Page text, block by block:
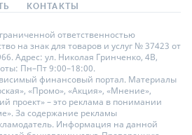
КОНТАКТЫ
ответственностью
на знак для товаров и услуг № 37423 от
Адрес: ул. Николая Гринченко, 4В,
Пн–Пт 9:00–18:00.
финансовый портал. Материалы
«Промо», «Акция», «Мнение»,
проект» – это реклама в понимании
За содержание рекламы
Информация на данной